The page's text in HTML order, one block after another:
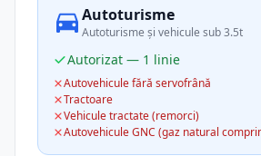
Autoturisme
Autoturisme și vehicule sub 3.5t
Autorizat — 1 linie
Autovehicule fără servofrână
Tractoare
Vehicule tractate (remorci)
Autovehicule GNC (gaz natural